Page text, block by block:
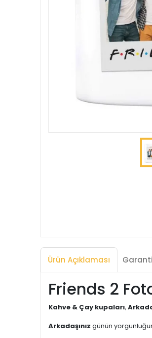
Ürün Açıklaması
Friends 2
Kahve & Çay kupaları,
Arkadaşınız günün